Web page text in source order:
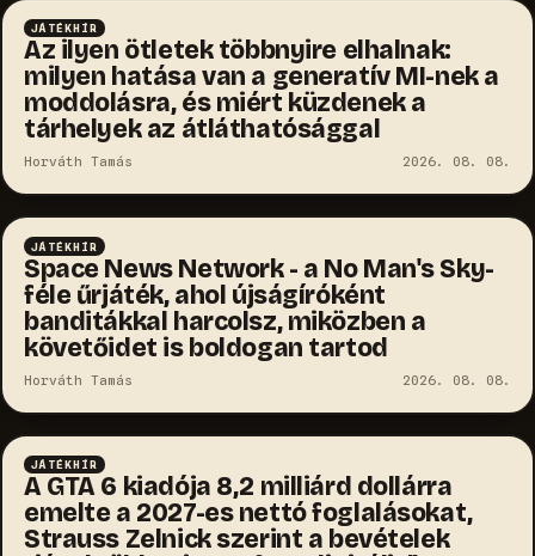
JÁTÉKHÍR
Az ilyen ötletek többnyire elhalnak:
milyen hatása van a generatív MI-nek a
moddolásra, és miért küzdenek a
tárhelyek az átláthatósággal
Horváth Tamás 2026. 08. 08.
JÁTÉKHÍR
Space News Network - a No Man's Sky-
féle űrjáték, ahol újságíróként
banditákkal harcolsz, miközben a
követőidet is boldogan tartod
Horváth Tamás 2026. 08. 08.
JÁTÉKHÍR
A GTA 6 kiadója 8,2 milliárd dollárra
emelte a 2027-es nettó foglalásokat,
Strauss Zelnick szerint a bevételek